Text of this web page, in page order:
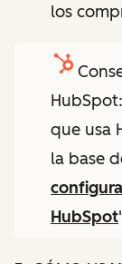
los
que usa
la base
HubSpot